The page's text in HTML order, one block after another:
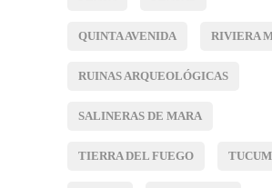
QUINTA AVENIDA RIVIERA
RUINAS ARQUEOLÓGICAS
SALINERAS DE MARA
TIERRA DEL FUEGO